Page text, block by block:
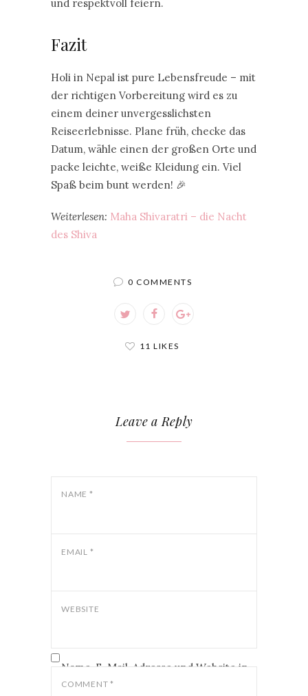
und respektvoll feiern.
Fazit
Holi in Nepal ist pure Lebensfreude – mit
der richtigen Vorbereitung wird es zu
einem deiner unvergesslichsten
Reiseerlebnisse. Plane früh, checke das
Datum, wähle einen der großen Orte und
packe leichte, weiße Kleidung ein. Viel
Spaß beim bunt werden! 🎉
Weiterlesen: Maha Shivaratri – die Nacht
des Shiva
0 COMMENTS
11 LIKES
Leave a Reply
NAME *
EMAIL *
WEBSITE
Name, E-Mail-Adresse und Website in
diesem Browser für meinen nächsten
COMMENT *